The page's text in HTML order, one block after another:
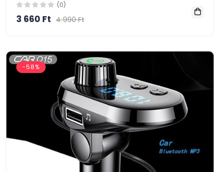
(0)
3 660 Ft 4 990 Ft
-58%